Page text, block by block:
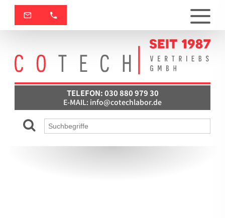
TELEFON: 030 880 979 30
E-MAIL: info@cotechlabor.de